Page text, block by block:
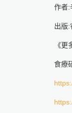
作者:
出版:
《更
食療